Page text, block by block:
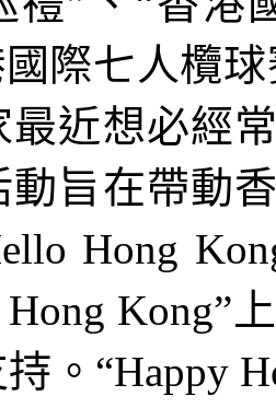
國際七人欖
最近想必經
動旨在帶動
Hong
Kong”
。“Happy